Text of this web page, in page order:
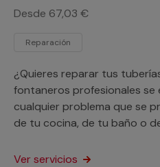
Desde 67,03 €
Reparación
¿Quieres reparar tus
fontaneros profesionales se
cualquier problema que se
de tu cocina, de tu baño o
Ver servicios